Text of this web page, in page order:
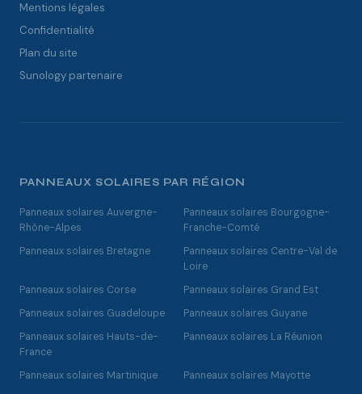
Mentions légales
Confidentialité
Plan du site
Sunology partenaire
PANNEAUX SOLAIRES PAR RÉGION
Panneaux solaires Auvergne-
Rhône-Alpes
Panneaux solaires Bourgogne-
Franche-Comté
Panneaux solaires Bretagne
Panneaux solaires Centre-Val de
Loire
Panneaux solaires Corse
Panneaux solaires Grand Est
Panneaux solaires Guadeloupe
Panneaux solaires Guyane
Panneaux solaires Hauts-de-
France
Panneaux solaires La Réunion
Panneaux solaires Martinique
Panneaux solaires Mayotte